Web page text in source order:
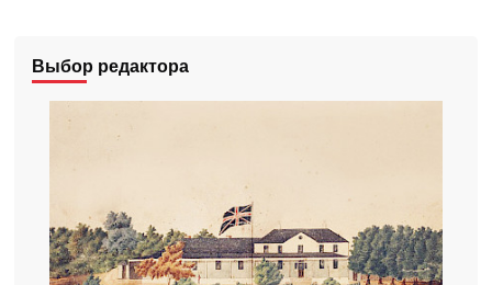
Выбор редактора